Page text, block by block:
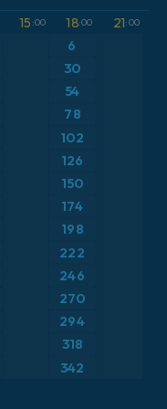
15 :00 18:00 21:00
6
30
54
78
102
126
150
174
198
222
246
270
294
318
342